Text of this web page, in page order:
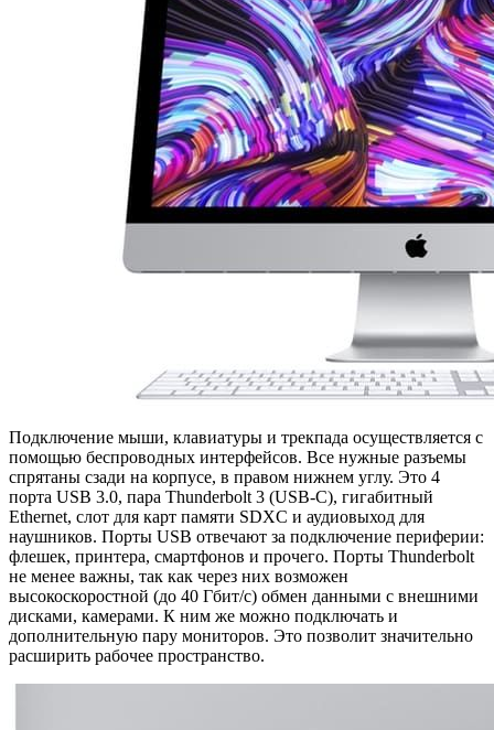
Подключение мыши, клавиатуры и трекпада осуществляется с
помощью беспроводных интерфейсов. Все нужные разъемы
спрятаны сзади на корпусе, в правом нижнем углу. Это 4
порта USB 3.0, пара Thunderbolt 3 (USB-C), гигабитный
Ethernet, слот для карт памяти SDXC и аудиовыход для
наушников. Порты USB отвечают за подключение периферии:
флешек, принтера, смартфонов и прочего. Порты Thunderbolt
не менее важны, так как через них возможен
высокоскоростной (до 40 Гбит/с) обмен данными с внешними
дисками, камерами. К ним же можно подключать и
дополнительную пару мониторов. Это позволит значительно
расширить рабочее пространство.